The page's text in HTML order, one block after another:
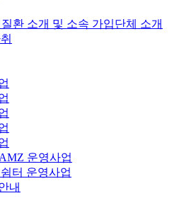
환 소개 및 소속 가입단체 소개
운영사업
터 운영사업
내